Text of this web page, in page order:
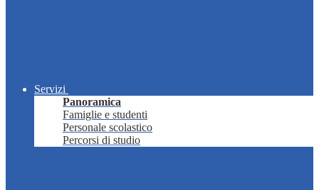
Servizi
Panoramica
Famiglie e studenti
Personale scolastico
Percorsi di studio